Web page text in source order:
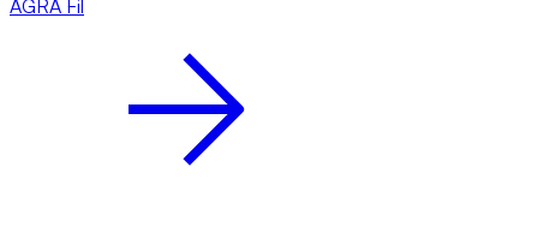
AGRA Fil